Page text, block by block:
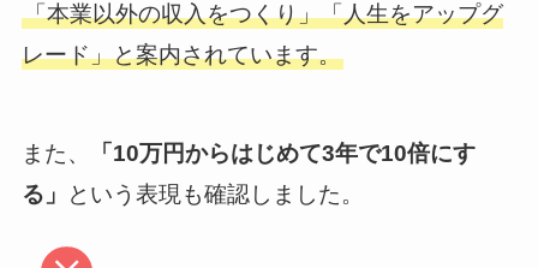
「本業以外の収入をつくり」「人生をアップグ
レード」と案内されています。
また、
「10万円からはじめて3年で10倍にす
る」
という表現も確認しました。